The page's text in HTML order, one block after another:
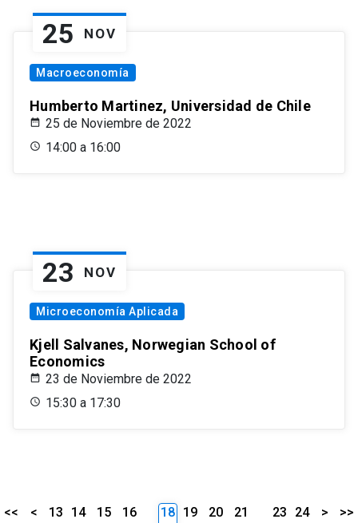
25 NOV
Macroeconomía
Humberto Martinez, Universidad de Chile
25 de Noviembre de 2022
14:00 a 16:00
23 NOV
Microeconomía Aplicada
Kjell Salvanes, Norwegian School of
Economics
23 de Noviembre de 2022
15:30 a 17:30
<< < 13 14 15
16
18 19 20
21
23 24 > >>